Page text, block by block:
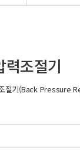
력조절기
절기(Back Pressure